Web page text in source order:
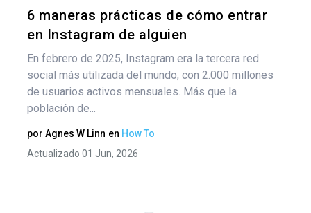
6 maneras prácticas de cómo entrar
en Instagram de alguien
En febrero de 2025, Instagram era la tercera red
social más utilizada del mundo, con 2.000 millones
de usuarios activos mensuales. Más que la
población de...
por Agnes W Linn en How To
Actualizado 01 Jun, 2026